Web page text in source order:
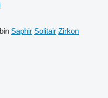
Saphir Solitair Zirkon